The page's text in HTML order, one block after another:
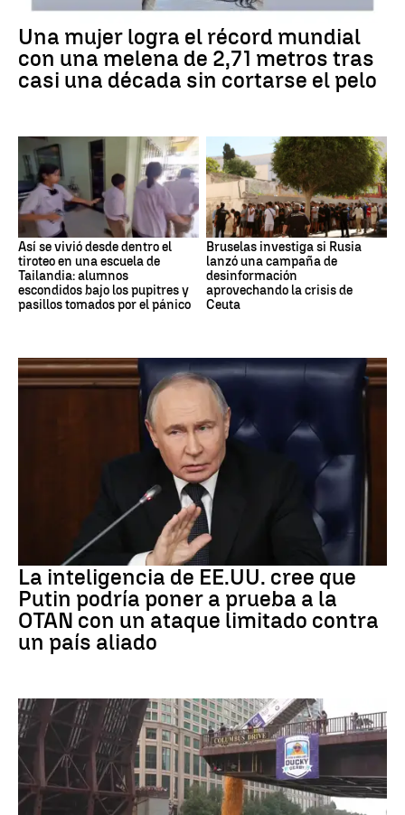
Una mujer logra el récord mundial
con una melena de 2,71 metros tras
casi una década sin cortarse el pelo
Así se vivió desde dentro el
tiroteo en una escuela de
Tailandia: alumnos
escondidos bajo los pupitres y
pasillos tomados por el pánico
Bruselas investiga si Rusia
lanzó una campaña de
desinformación
aprovechando la crisis de
Ceuta
La inteligencia de EE.UU. cree que
Putin podría poner a prueba a la
OTAN con un ataque limitado contra
un país aliado